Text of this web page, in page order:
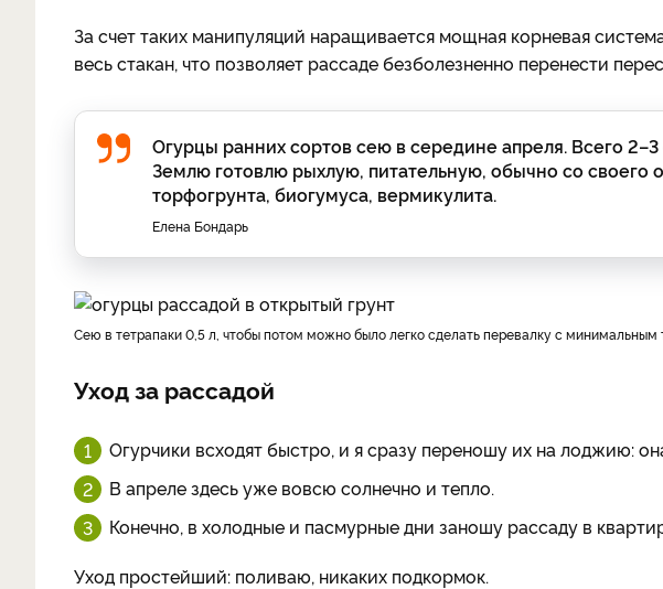
За счет таких манипуляций наращивается мощная корневая
весь стакан, что позволяет рассаде безболезненно перенести
Огурцы ранних сортов сею в середине апреля. Всего
Землю готовлю рыхлую, питательную, обычно со своего
торфогрунта, биогумуса, вермикулита.
Елена Бондарь
Сею в тетрапаки 0,5 л, чтобы потом можно было легко сделать перевалку с
Уход за рассадой
Огурчики всходят быстро, и я сразу переношу их на лоджию:
В апреле здесь уже вовсю солнечно и тепло.
Конечно, в холодные и пасмурные дни заношу рассаду в
Уход простейший: поливаю, никаких подкормок.